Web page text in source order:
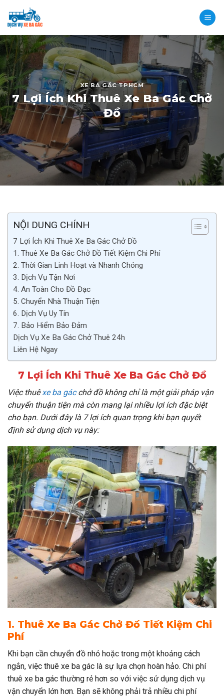
content
XE BA GÁC TPHCM
7 Lợi Ích Khi Thuê Xe Ba Gác Chở
Đồ
NỘI DUNG CHÍNH
7 Lợi Ích Khi Thuê Xe Ba Gác Chở Đồ
1. Thuê Xe Ba Gác Chở Đồ Tiết Kiệm Chi Phí
2. Thời Gian Linh Hoạt và Nhanh Chóng
3. Dịch Vụ Tận Nơi
4. An Toàn Cho Đồ Đạc
5. Chuyển Nhà Thuận Tiện
6. Dịch Vụ Uy Tín
7. Bảo Hiểm Bảo Đảm
Dịch Vụ Xe Ba Gác Chở Thuê 24h
Liên Hệ Ngay
7 Lợi Ích Khi Thuê Xe Ba Gác Chở Đồ
Việc thuêxe ba gácchở đồ không chỉ là một giải pháp vận
chuyển thuận tiện mà còn mang lại nhiều lợi ích đặc biệt
cho bạn. Dưới đây là 7 lợi ích quan trọng khi bạn quyết
định sử dụng dịch vụ này:
1. Thuê Xe Ba Gác Chở Đồ Tiết Kiệm Chi
Phí
Khi bạn cần chuyển đồ nhỏ hoặc trong một khoảng cách
ngắn, việc thuê xe ba gác là sự lựa chọn hoàn hảo. Chi phí
thuê xe ba gác thường rẻ hơn so với việc sử dụng dịch vụ
vận chuyển lớn hơn. Bạn sẽ không phải trả nhiều chi phí